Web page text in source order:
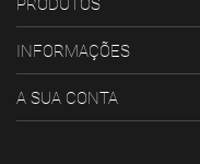
PRODUTOS
INFORMAÇÕES
A SUA CONTA